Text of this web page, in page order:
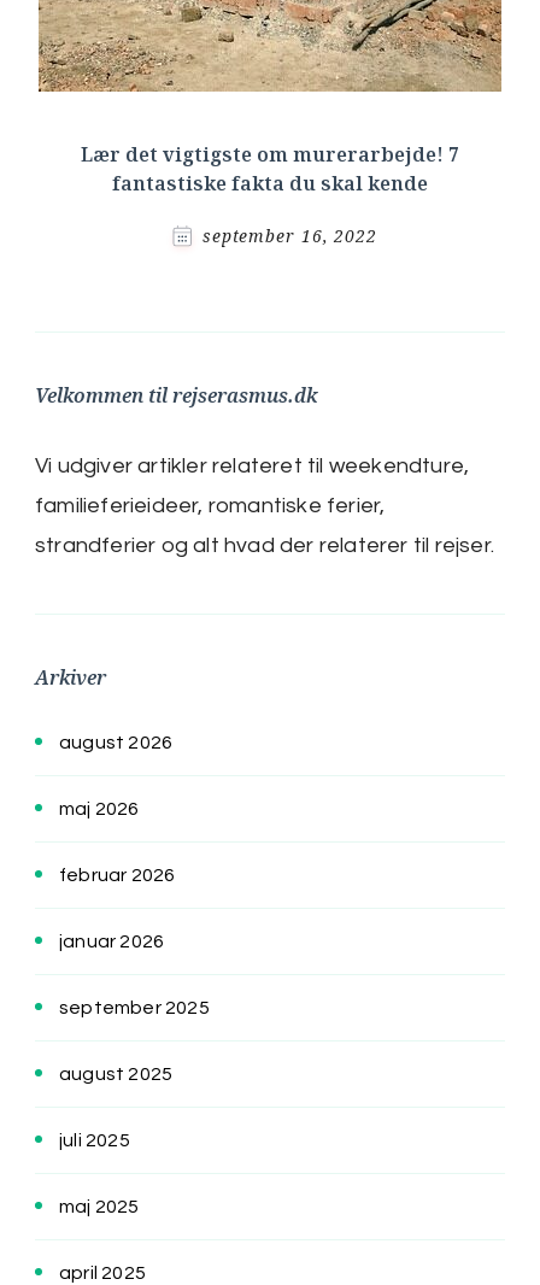
Lær det vigtigste om murerarbejde! 7
fantastiske fakta du skal kende
september 16, 2022
Velkommen til rejserasmus.dk
Vi udgiver artikler relateret til weekendture,
familieferieideer, romantiske ferier,
strandferier og alt hvad der relaterer til rejser.
Arkiver
august 2026
maj 2026
februar 2026
januar 2026
september 2025
august 2025
juli 2025
maj 2025
april 2025